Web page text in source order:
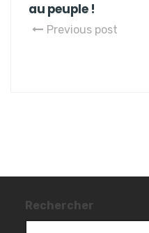
au peuple !
Previous post
Rechercher